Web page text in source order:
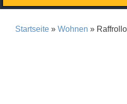
Startseite » Wohnen »